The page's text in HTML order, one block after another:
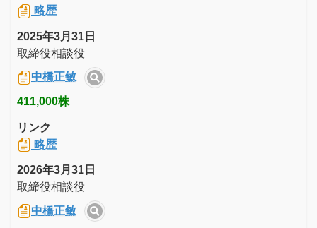
略歴
2025年3月31日
取締役相談役
中橋正敏
411,000株
リンク
略歴
2026年3月31日
取締役相談役
中橋正敏